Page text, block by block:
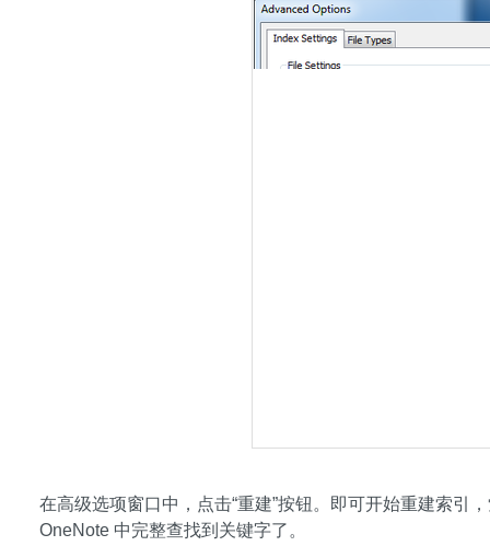
在高级选项窗口中，点击“重建”按钮。即可开始重建索引
OneNote 中完整查找到关键字了。